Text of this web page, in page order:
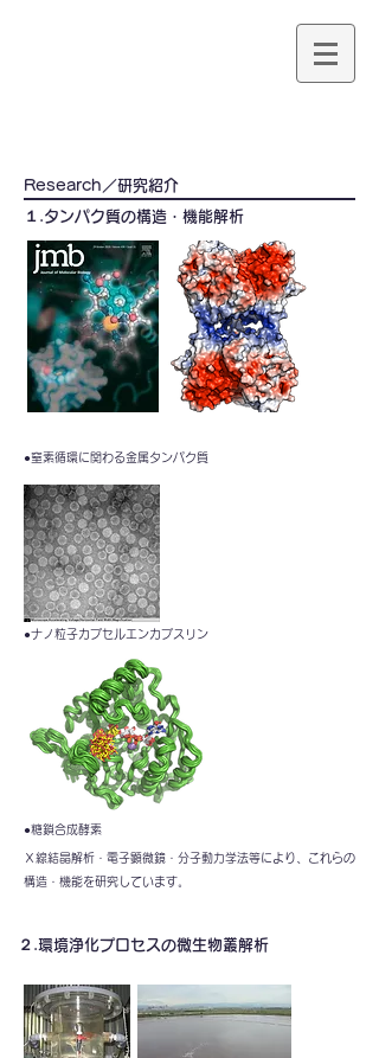
​Research／研究紹介
１.タンパク質の構造・機能解析
●窒素循環に関わる金属タンパク質
●ナノ粒子カプセルエンカプスリン
●糖鎖合成酵素
Ｘ線結晶解析・電子顕微鏡・分子動力学法等により、これらの
構造・機能を研究しています。
２.環境浄化プロセスの微生物叢解析